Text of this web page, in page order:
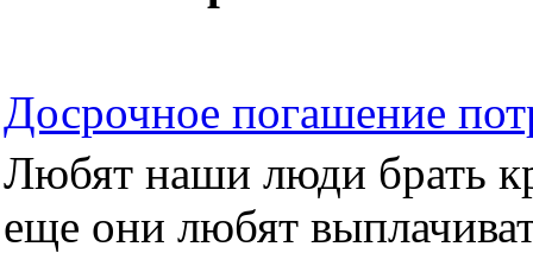
Досрочное погашение
Любят наши люди брать
еще они любят